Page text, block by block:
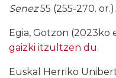
Senez55 (255-270. or.).
Egia, Gotzon (2023ko
gaizki itzultzen du.
Euskal Herriko